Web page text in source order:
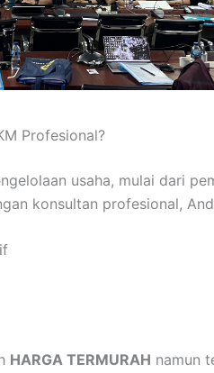
Profesional?
usaha, mulai dari
konsultan profesional,
HARGA TERMURAH namun